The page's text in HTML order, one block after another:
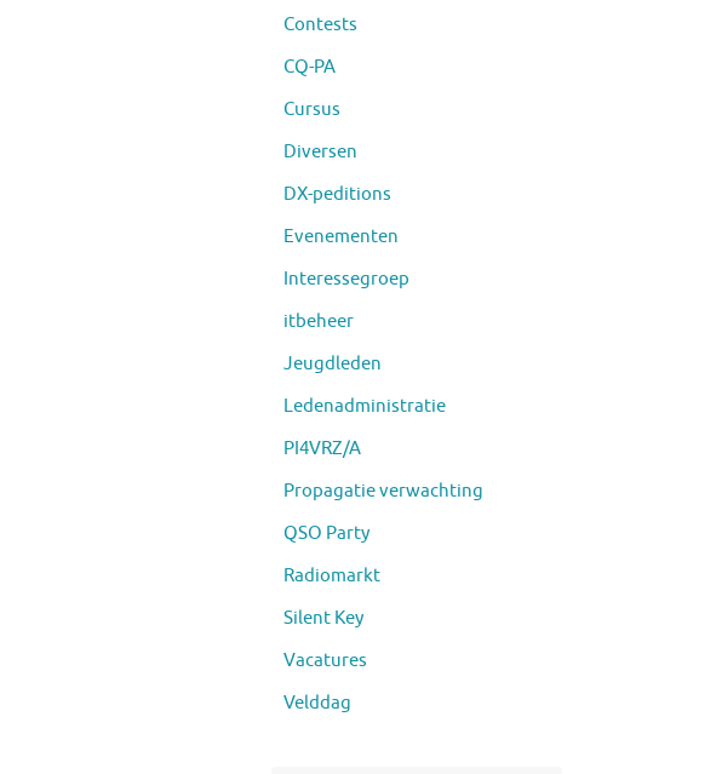
Contests
CQ-PA
Cursus
Diversen
DX-peditions
Evenementen
Interessegroep
itbeheer
Jeugdleden
Ledenadministratie
PI4VRZ/A
Propagatie verwachting
QSO Party
Radiomarkt
Silent Key
Vacatures
Velddag